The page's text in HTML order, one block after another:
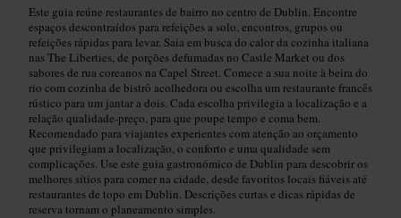
Este guia reúne restaurantes de bairro no centro de Dublin. Encontre
espaços descontraídos para refeições a solo, encontros, grupos ou
refeições rápidas para levar. Saia em busca do calor da cozinha italiana
nas The Liberties, de porções defumadas no Castle Market ou dos
sabores de rua coreanos na Capel Street. Comece a sua noite à beira do
rio com cozinha de bistrô acolhedora ou escolha um restaurante francês
rústico para um jantar a dois. Cada escolha privilegia a localização e a
relação qualidade‑preço, para que poupe tempo e coma bem.
Recomendado para viajantes experientes com atenção ao orçamento
que privilegiam a localização, o conforto e uma qualidade sem
complicações. Use este guia gastronómico de Dublin para descobrir os
melhores sítios para comer na cidade, desde favoritos locais fiáveis até
restaurantes de topo em Dublin. Descrições curtas e dicas rápidas de
reserva tornam o planeamento simples.